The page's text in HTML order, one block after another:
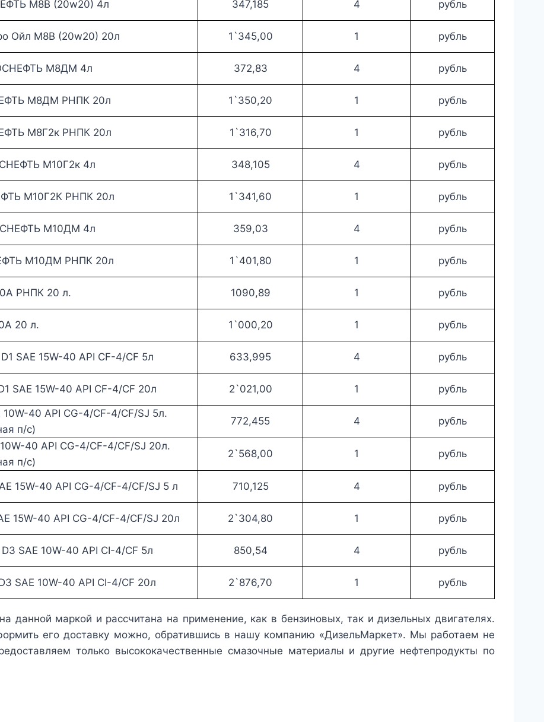
М8В (20w20) 4л 347,185 4 рубль
Ойл М8В (20w20) 20л 1`345,00 1 рубль
М8ДМ 4л 372,83 4 рубль
М8ДМ РНПК 20л 1`350,20 1 рубль
М8Г2к РНПК 20л 1`316,70 1 рубль
М10Г2к 4л 348,105 4 рубль
М10Г2К РНПК 20л 1`341,60 1 рубль
М10ДМ 4л 359,03 4 рубль
М10ДМ РНПК 20л 1`401,80 1 рубль
РНПК 20 л. 1090,89 1 рубль
20 л. 1`000,20 1 рубль
SAE 15W-40 API CF-4/CF 5л 633,995 4 рубль
SAE 15W-40 API CF-4/CF 20л 2`021,00 1 рубль
40 API CG-4/CF-4/CF/SJ 5л.
п/с)
772,455 4 рубль
40 API CG-4/CF-4/CF/SJ 20л.
п/с)
2`568,00 1 рубль
15W-40 API CG-4/CF-4/CF/SJ 5 л 710,125 4 рубль
15W-40 API CG-4/CF-4/CF/SJ 20л 2`304,80 1 рубль
SAE 10W-40 API CI-4/CF 5л 850,54 4 рубль
SAE 10W-40 API CI-4/CF 20л 2`876,70 1 рубль
данной маркой и рассчитана на применение, как в бензиновых, так и дизельных двигателях.
его доставку можно, обратившись в нашу компанию «ДизельМаркет». Мы работаем не
только высококачественные смазочные материалы и другие нефтепродукты по